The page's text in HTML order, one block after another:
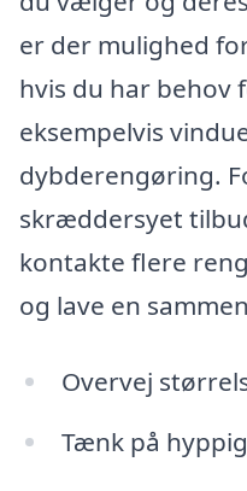
er der mulighed
hvis du har behov
eksempelvis
dybderengøring.
skræddersyet
kontakte flere
og lave en
Overvej
Tænk på